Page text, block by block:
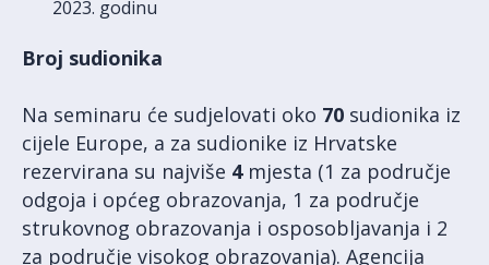
2023. godinu
Broj sudionika
Na seminaru će sudjelovati oko 70 sudionika iz
cijele Europe, a za sudionike iz Hrvatske
rezervirana su najviše 4mjesta (1 za područje
odgoja i općeg obrazovanja, 1 za područje
strukovnog obrazovanja i osposobljavanja i 2
za područje visokog obrazovanja). Agencija